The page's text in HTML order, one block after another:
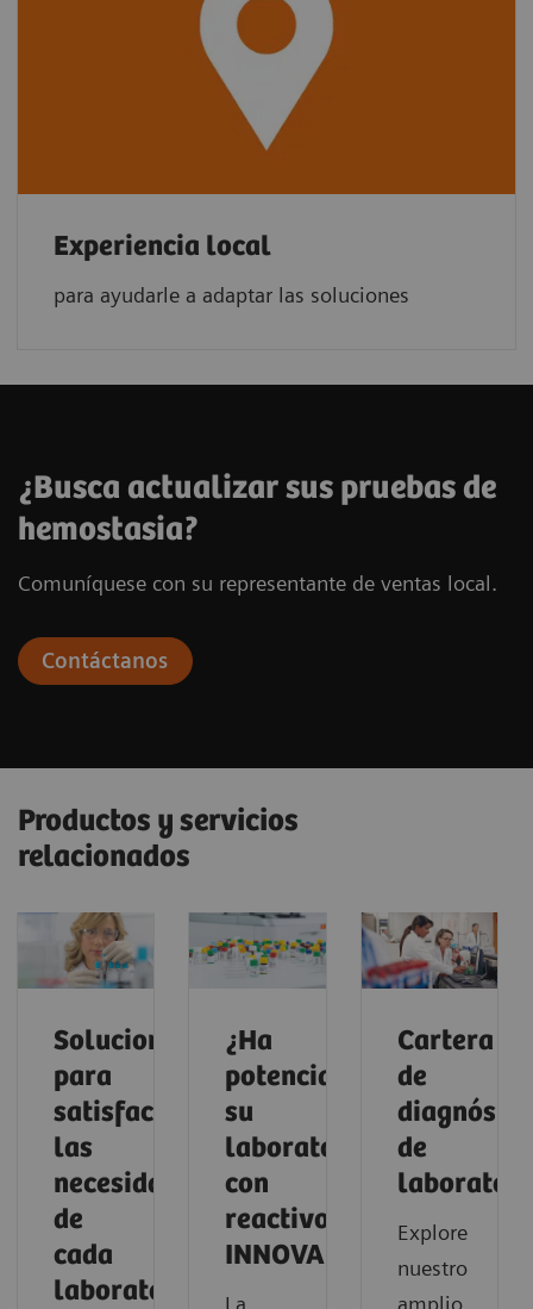
Experiencia local
para ayudarle a adaptar las soluciones
¿Busca actualizar sus pruebas de
hemostasia?
Comuníquese con su representante de ventas local.
Contáctanos
Productos y servicios
relacionados
Soluciones
para
satisfacer
las
necesidades
de
cada
laboratorio
¿Ha
potenciado
su
laboratorio
con
reactivos
INNOVANCE?
La
Cartera
de
de
Explore
nuestro
amplio